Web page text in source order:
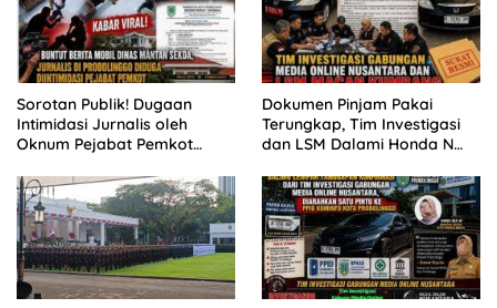
Sorotan Publik! Dugaan
Intimidasi Jurnalis oleh
Oknum Pejabat Pemkot
Dokumen Pinjam Pakai
Terungkap, Tim Investigasi
dan LSM Dalami Honda N
Probolinggo